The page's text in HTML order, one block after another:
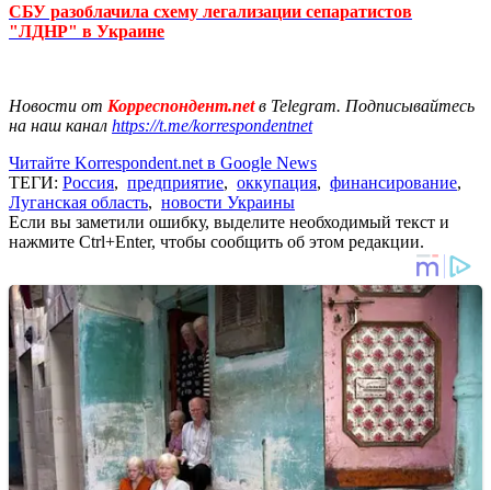
СБУ разоблачила схему легализации сепаратистов
"ЛДНР" в Украине
Новости от Корреспондент.netв Telegram. Подписывайтесь
на наш канал https://t.me/korrespondentnet
Читайте Korrespondent.net в Google News
ТЕГИ: Россия, предприятие, оккупация, финансирование,
Луганская область, новости Украины
Если вы заметили ошибку, выделите необходимый текст и
нажмите Ctrl+Enter, чтобы сообщить об этом редакции.